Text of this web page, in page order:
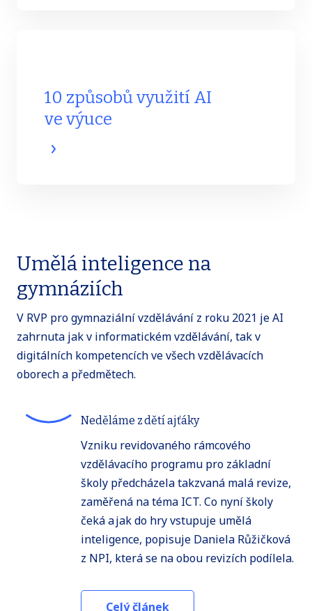
10 způsobů využití AI
ve výuce
Umělá inteligence na
gymnáziích
V RVP pro gymnaziální vzdělávání z roku 2021 je AI
zahrnuta jak v informatickém vzdělávání, tak v
digitálních kompetencích ve všech vzdělávacích
oborech a předmětech.
Neděláme z dětí ajťáky
Vzniku revidovaného rámcového
vzdělávacího programu pro základní
školy předcházela takzvaná malá revize,
zaměřená na téma ICT. Co nyní školy
čeká a jak do hry vstupuje umělá
inteligence, popisuje Daniela Růžičková
z NPI, která se na obou revizích podílela.
Celý článek